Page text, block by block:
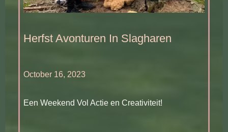
Herfst Avonturen In Slagharen
October 16, 2023
Een Weekend Vol Actie en Creativiteit!